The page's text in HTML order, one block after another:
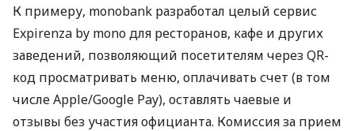
К примеру, monobank разработал целый сервис
Expirenza by mono для ресторанов, кафе и других
заведений, позволяющий посетителям через QR-
код просматривать меню, оплачивать счет (в том
числе Apple/Google Pay), оставлять чаевые и
отзывы без участия официанта. Комиссия за прием